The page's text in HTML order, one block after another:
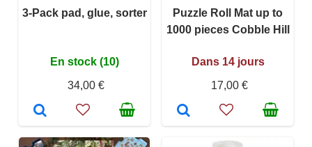
3-Pack pad, glue, sorter
En stock (10)
34,00 €
Puzzle Roll Mat up to
1000 pieces Cobble Hill
Dans 14 jours
17,00 €